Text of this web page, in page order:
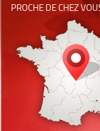
PROCHE DE CHEZ